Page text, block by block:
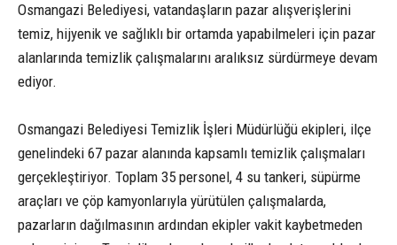
Osmangazi Belediyesi, vatandaşların pazar alışverişlerini
temiz, hijyenik ve sağlıklı bir ortamda yapabilmeleri için pazar
alanlarında temizlik çalışmalarını aralıksız sürdürmeye devam
ediyor.
Osmangazi Belediyesi Temizlik İşleri Müdürlüğü ekipleri, ilçe
genelindeki 67 pazar alanında kapsamlı temizlik çalışmaları
gerçekleştiriyor. Toplam 35 personel, 4 su tankeri, süpürme
araçları ve çöp kamyonlarıyla yürütülen çalışmalarda,
pazarların dağılmasının ardından ekipler vakit kaybetmeden